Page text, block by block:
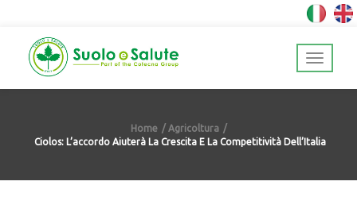
Home
Agricoltura
Ciolos: L’accordo Aiuterà La Crescita E La Competitività Dell’Italia